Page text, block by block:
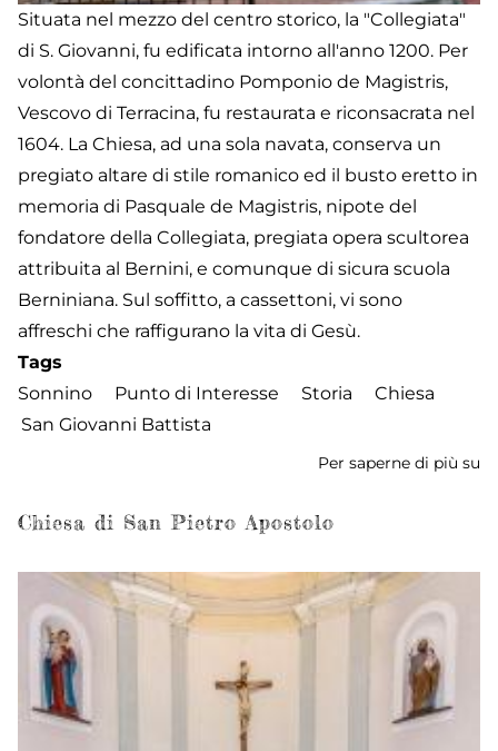
Situata nel mezzo del centro storico, la "Collegiata"
di S. Giovanni, fu edificata intorno all'anno 1200. Per
volontà del concittadino Pomponio de Magistris,
Vescovo di Terracina, fu restaurata e riconsacrata nel
1604. La Chiesa, ad una sola navata, conserva un
pregiato altare di stile romanico ed il busto eretto in
memoria di Pasquale de Magistris, nipote del
fondatore della Collegiata, pregiata opera scultorea
attribuita al Bernini, e comunque di sicura scuola
Berniniana. Sul soffitto, a cassettoni, vi sono
affreschi che raffigurano la vita di Gesù.
Tags
Sonnino
Punto di Interesse Storia
Chiesa
San Giovanni Battista
Per saperne di più su
Chiesa di San Pietro Apostolo